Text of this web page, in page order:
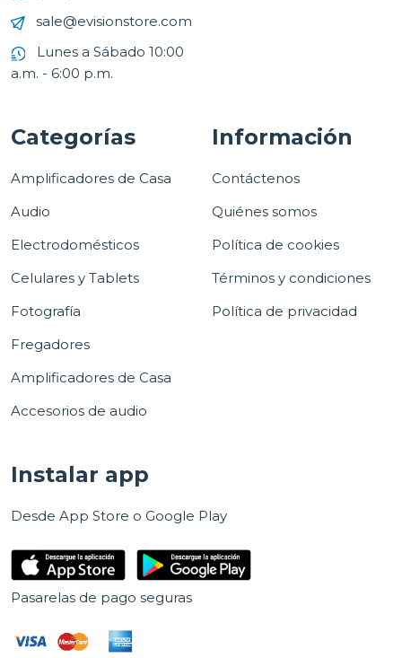
sale@evisionstore.com
Lunes a Sábado 10:00
a.m. - 6:00 p.m.
Categorías
Amplificadores de Casa
Audio
Electrodomésticos
Celulares y Tablets
Fotografía
Fregadores
Amplificadores de Casa
Accesorios de audio
Información
Contáctenos
Quiénes somos
Política de cookies
Términos y condiciones
Política de privacidad
Instalar app
Desde App Store o Google Play
Pasarelas de pago seguras